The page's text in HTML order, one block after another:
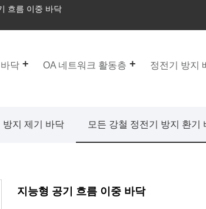
흐름 이중 바닥
닥 OA 네트워크 활동층 정전기 방지
방지 제기 바닥 모든 강철 정전기 방지 환기
지능형 공기 흐름 이중 바닥